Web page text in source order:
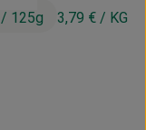
/ 125g 3,79 € / KG